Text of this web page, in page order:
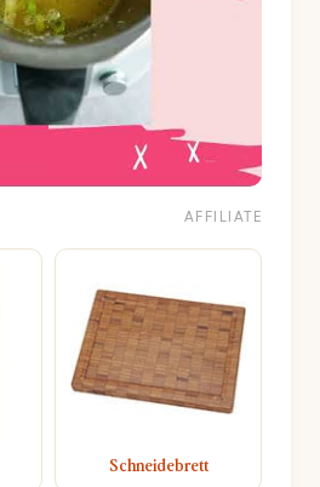
AFFILIATE
Schneidebrett